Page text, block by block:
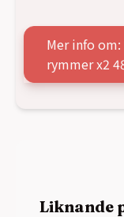
Mer info
rymmer x2
Liknande